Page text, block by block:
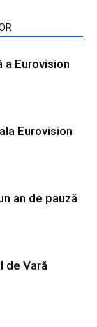
a Eurovision
Eurovision
an de pauză
de Vară